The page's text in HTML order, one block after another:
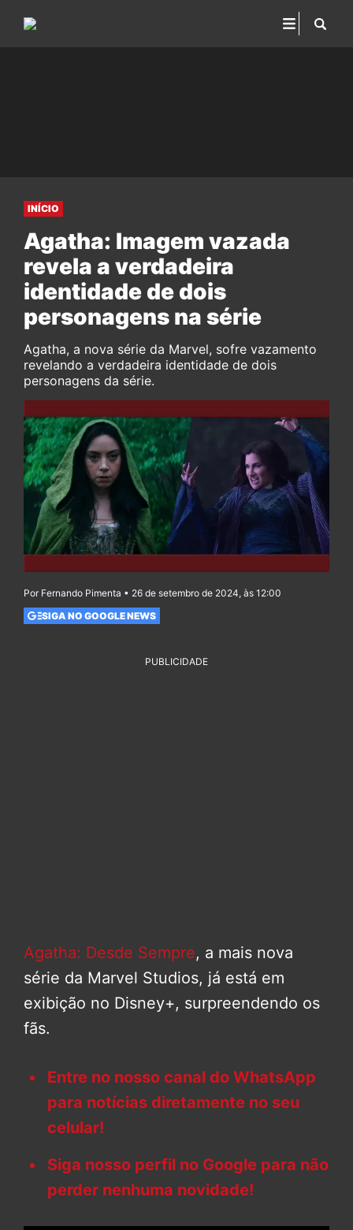
INÍCIO
Agatha: Imagem vazada
revela a verdadeira
identidade de dois
personagens na série
Agatha, a nova série da Marvel, sofre vazamento
revelando a verdadeira identidade de dois
personagens da série.
Por Fernando Pimenta • 26 de setembro de 2024, às 12:00
SIGA NO GOOGLE NEWS
PUBLICIDADE
Agatha: Desde Sempre, a mais nova
série da Marvel Studios, já está em
exibição no Disney+, surpreendendo os
fãs.
Entre no nosso canal do WhatsApp
para notícias diretamente no seu
celular!
Siga nosso perfil no Google para não
perder nenhuma novidade!